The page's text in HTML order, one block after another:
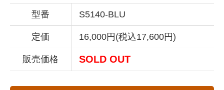
型番 S5140-BLU
定価 16,000円(税込17,600円)
販売価格 SOLD OUT